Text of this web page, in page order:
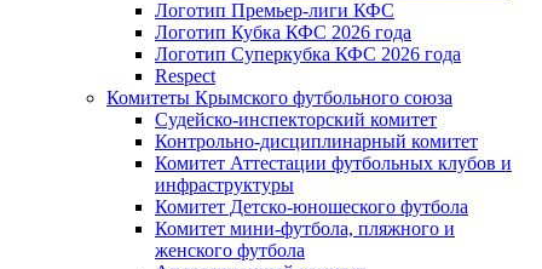
Логотип Премьер-лиги КФС
Логотип Кубка КФС 2026 года
Логотип Суперкубка КФС 2026 года
Respect
Комитеты Крымского футбольного союза
Судейско-инспекторский комитет
Контрольно-дисциплинарный комитет
Комитет Аттестации футбольных клубов и
инфраструктуры
Комитет Детско-юношеского футбола
Комитет мини-футбола, пляжного и
женского футбола